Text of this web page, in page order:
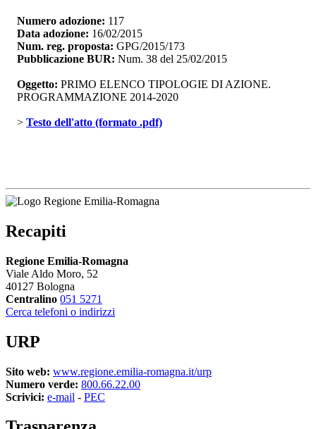
Numero adozione: 117
Data adozione: 16/02/2015
Num. reg. proposta: GPG/2015/173
Pubblicazione BUR: Num. 38 del 25/02/2015
Oggetto: PRIMO ELENCO TIPOLOGIE DI AZIONE.
PROGRAMMAZIONE 2014-2020
> Testo dell'atto (formato .pdf)
Recapiti
Regione Emilia-Romagna
Viale Aldo Moro, 52
40127 Bologna
Centralino 051 5271
Cerca telefoni o indirizzi
URP
Sito web: www.regione.emilia-romagna.it/urp
Numero verde: 800.66.22.00
Scrivici: e-mail - PEC